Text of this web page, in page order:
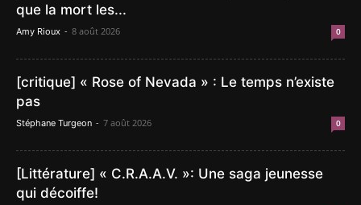
que la mort les...
Amy Rioux - 8 août 2026 0
[critique] « Rose of Nevada » : Le temps n’existe
pas
Stéphane Turgeon - 7 août 2026 0
[Littérature] « C.R.A.A.V. »: Une saga jeunesse
qui décoiffe!